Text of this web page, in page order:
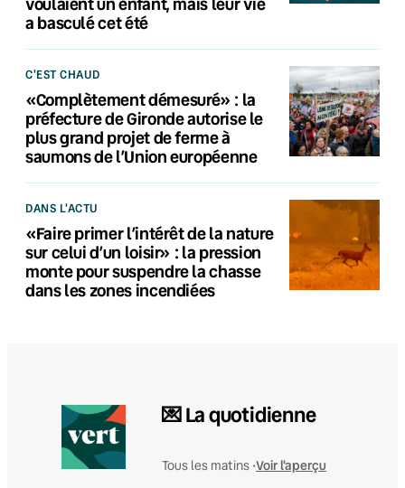
a basculé cet été
C'EST CHAUD
«Complètement démesuré» : la
préfecture de Gironde autorise le
plus grand projet de ferme à
saumons de l’Union européenne
DANS L'ACTU
«Faire primer l’intérêt de la nature
sur celui d’un loisir» : la pression
monte pour suspendre la chasse
dans les zones incendiées
💌 La quotidienne
Tous les matins •Voir l'aperçu